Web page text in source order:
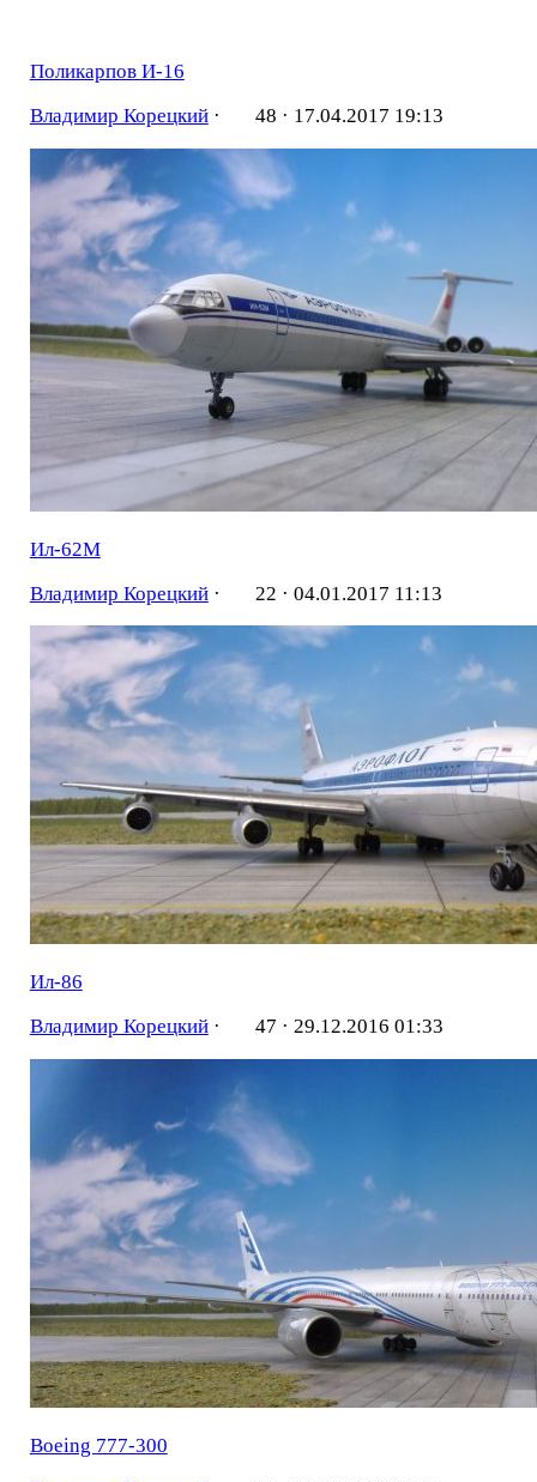
Поликарпов И-16
Владимир Корецкий· 48 · 17.04.2017 19:13
Ил-62М
Владимир Корецкий· 22 · 04.01.2017 11:13
Ил-86
Владимир Корецкий· 47 · 29.12.2016 01:33
Boeing 777-300